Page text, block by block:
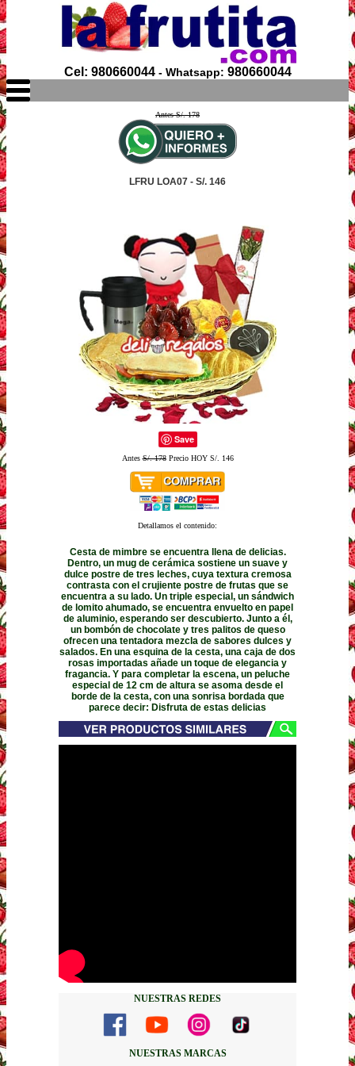
Cel: 980660044- Whatsapp: 980660044
Antes S/. 178
LFRU LOA07 - S/. 146
Save
AntesS/. 178Precio HOY S/. 146
Detallamos el contenido:
Cesta de mimbre se encuentra llena de delicias.
Dentro, un mug de cerámica sostiene un suave y
dulce postre de tres leches, cuya textura cremosa
contrasta con el crujiente postre de frutas que se
encuentra a su lado. Un triple especial, un sándwich
de lomito ahumado, se encuentra envuelto en papel
de aluminio, esperando ser descubierto. Junto a él,
un bombón de chocolate y tres palitos de queso
ofrecen una tentadora mezcla de sabores dulces y
salados. En una esquina de la cesta, una caja de dos
rosas importadas añade un toque de elegancia y
fragancia. Y para completar la escena, un peluche
especial de 12 cm de altura se asoma desde el
borde de la cesta, con una sonrisa bordada que
parece decir: Disfruta de estas delicias
NUESTRAS REDES
NUESTRAS MARCAS